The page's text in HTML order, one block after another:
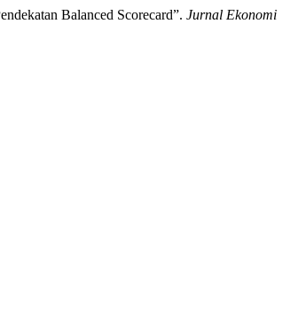
Balanced Scorecard”. Jurnal Ekonomi